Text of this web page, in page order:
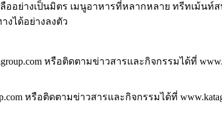
ย่างเป็นมิตร เมนูอาหารที่หลากหลาย ทรีทเม้นท์ส
งได้อย่างลงตัว
หรือติดตามข่าวสารและกิจกรรมได้ที่
หรือติดตามข่าวสารและกิจกรรมได้ที่